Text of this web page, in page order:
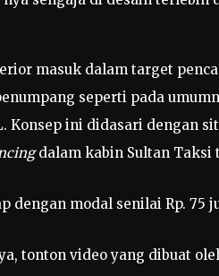
masuk dalam target
seperti pada
Konsep ini didasari dengan
dalam kabin Sultan Taksi
dengan modal senilai Rp. 75
tonton video yang dibuat